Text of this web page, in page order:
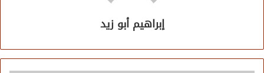
إبراهيم أبو زيد